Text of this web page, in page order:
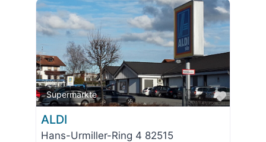
Supermärkte
Favorit
ALDI
Hans-Urmiller-Ring 4 82515